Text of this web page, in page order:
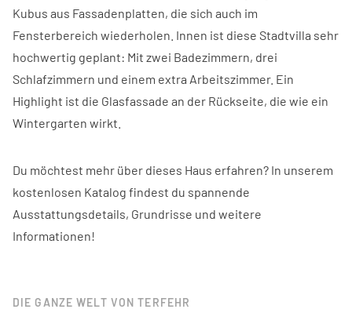
Kubus aus Fassadenplatten, die sich auch im
Fensterbereich wiederholen. Innen ist diese Stadtvilla sehr
hochwertig geplant: Mit zwei Badezimmern, drei
Schlafzimmern und einem extra Arbeitszimmer. Ein
Highlight ist die Glasfassade an der Rückseite, die wie ein
Wintergarten wirkt.
Du möchtest mehr über dieses Haus erfahren? In unserem
kostenlosen Katalog findest du spannende
Ausstattungsdetails, Grundrisse und weitere
Informationen!
DIE GANZE WELT VON TERFEHR